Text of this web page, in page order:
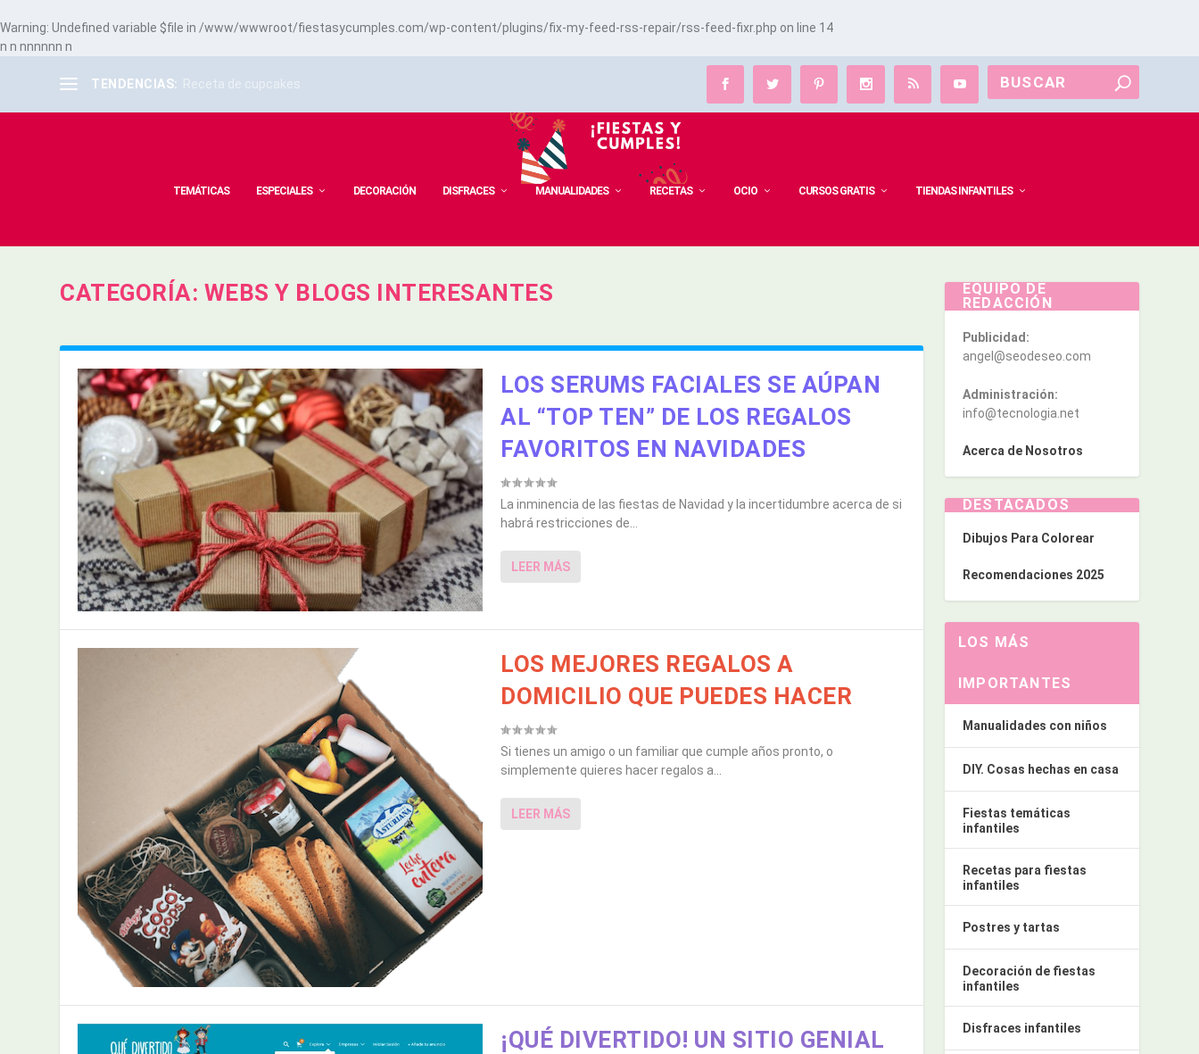
Warning: Undefined variable $file in /www/wwwroot/fiestasycumples.com/wp-content/plugins/fix-my-feed-rss-repair/rss-feed-fixr.php on line 14
n n nnnnnn n
TENDENCIAS: Receta de cupcakes
TEMÁTICAS ESPECIALES DECORACIÓN DISFRACES MANUALIDADES RECETAS OCIO CURSOS GRATIS TIENDAS INFANTILES
CATEGORÍA: WEBS Y BLOGS INTERESANTES
LOS SERUMS FACIALES SE AÚPAN
AL “TOP TEN” DE LOS REGALOS
FAVORITOS EN NAVIDADES
La inminencia de las fiestas de Navidad y la incertidumbre acerca de si
habrá restricciones de...
LEER MÁS
LOS MEJORES REGALOS A
DOMICILIO QUE PUEDES HACER
Si tienes un amigo o un familiar que cumple años pronto, o
simplemente quieres hacer regalos a...
LEER MÁS
¡QUÉ DIVERTIDO! UN SITIO GENIAL
EQUIPO DE
REDACCIÓN
Publicidad:
angel@seodeseo.com
Administración:
info@tecnologia.net
Acerca de Nosotros
DESTACADOS
Dibujos Para Colorear
Recomendaciones 2025
LOS MÁS
IMPORTANTES
Manualidades con niños
DIY. Cosas hechas en casa
Fiestas temáticas
infantiles
Recetas para fiestas
infantiles
Postres y tartas
Decoración de fiestas
infantiles
Disfraces infantiles